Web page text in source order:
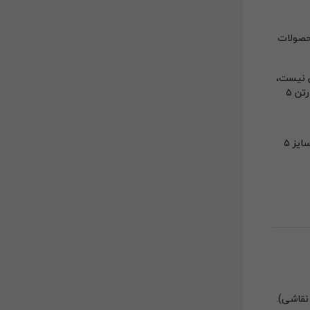
نیست،
ابعاد آن در محدوده سایز ۱ تا ۴ قرار دارد و وزن آن زیر ۳ الی ۴ کیلوگرم است (مثل پوشاک، کتاب، اسباب‌بازی‌های پلاستیکی)، استفاده از کارتن ۵
تنها زمانی از این نوع استفاده کنید که کالای شما به شدت حساس و شکستنی است، وزن بالایی دارد (بالای ۵ کیلوگرم) یا از سایز ۵